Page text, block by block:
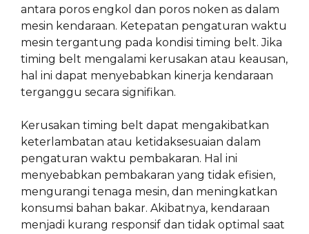
antara poros engkol dan poros noken as dalam
mesin kendaraan. Ketepatan pengaturan waktu
mesin tergantung pada kondisi timing belt. Jika
timing belt mengalami kerusakan atau keausan,
hal ini dapat menyebabkan kinerja kendaraan
terganggu secara signifikan.
Kerusakan timing belt dapat mengakibatkan
keterlambatan atau ketidaksesuaian dalam
pengaturan waktu pembakaran. Hal ini
menyebabkan pembakaran yang tidak efisien,
mengurangi tenaga mesin, dan meningkatkan
konsumsi bahan bakar. Akibatnya, kendaraan
menjadi kurang responsif dan tidak optimal saat